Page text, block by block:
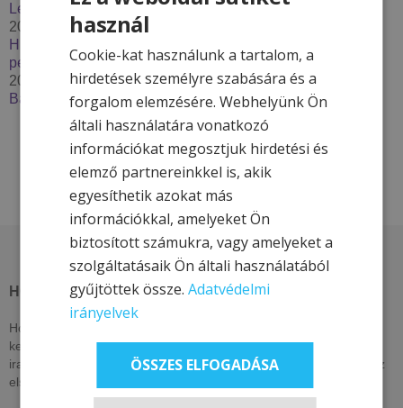
Lendava***
2025. december 2.
Húzzon korit, pattanjon szánkóra – Élje át a tél minden
percét a Hotel & More szállodákkal
2025. szeptember 29.
Bakancslistás túrázóhelyek Magyarországon
HOTEL & MORE HOTELS
Hotel & More szállodái ezen az oldalon csak itt elérhető, exkluzív
kedvezményeket kínálnak. Nézzen vissza akár naponta, vagy
iratkozzon fel hírlevelünkre, lájkolja közösségi oldalainkat, hogy az
elsők között értesüljön kizárólagos és egyedi ajánlatainkról!
használ
Cookie-kat használunk a tartalom, a
hirdetések személyre szabására és a
forgalom elemzésére. Webhelyünk Ön
általi használatára vonatkozó
információkat megosztjuk hirdetési és
elemző partnereinkkel is, akik
egyesíthetik azokat más
információkkal, amelyeket Ön
biztosított számukra, vagy amelyeket a
szolgáltatásaik Ön általi használatából
gyűjtöttek össze.Adatvédelmi
irányelvek
ÖSSZES ELFOGADÁSA